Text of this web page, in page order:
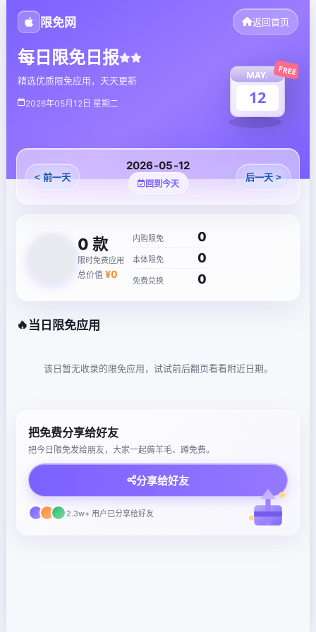
限免网 返回首页
每日限免日报
精选优质限免应用，天天更新
2026年05月12日 星期二
MAY.
12
FREE
< 前一天
2026-05-12
回到今天
后一天 >
0 款
限时免费应用
总价值 ¥0
内购限免 0
本体限免 0
免费兑换 0
🔥 当日限免应用
该日暂无收录的限免应用，试试前后翻页看看附近日期。
把免费分享给好友
把今日限免发给朋友，大家一起薅羊毛、蹲免费。
分享给好友
2.3w+ 用户已分享给好友